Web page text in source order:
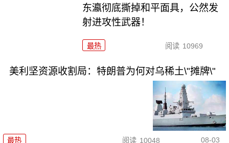
东瀛彻底撕掉和平面具，公然发
射进攻性武器！
最热 阅读 10969
美利坚资源收割局：特朗普为何对乌稀土\"摊牌\"
最热 阅读 10048 08-03